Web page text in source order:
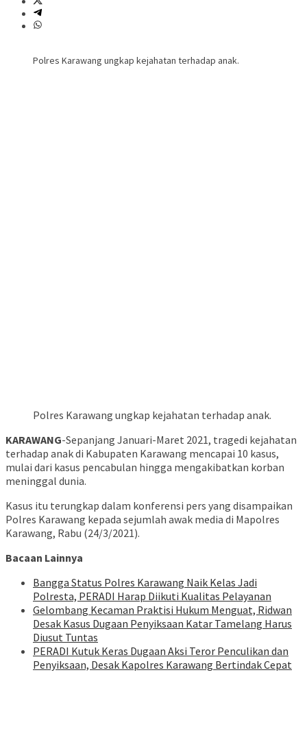
Polres Karawang ungkap kejahatan terhadap anak.
Polres Karawang ungkap kejahatan terhadap anak.
KARAWANG-Sepanjang Januari-Maret 2021, tragedi kejahatan
terhadap anak di Kabupaten Karawang mencapai 10 kasus,
mulai dari kasus pencabulan hingga mengakibatkan korban
meninggal dunia.
Kasus itu terungkap dalam konferensi pers yang disampaikan
Polres Karawang kepada sejumlah awak media di Mapolres
Karawang, Rabu (24/3/2021).
Bacaan Lainnya
Bangga Status Polres Karawang Naik Kelas Jadi
Polresta, PERADI Harap Diikuti Kualitas Pelayanan
Gelombang Kecaman Praktisi Hukum Menguat, Ridwan
Desak Kasus Dugaan Penyiksaan Katar Tamelang Harus
Diusut Tuntas
PERADI Kutuk Keras Dugaan Aksi Teror Penculikan dan
Penyiksaan, Desak Kapolres Karawang Bertindak Cepat